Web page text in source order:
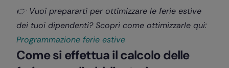
👉 Vuoi prepararti per ottimizzare le ferie estive
dei tuoi dipendenti? Scopri come ottimizzarle qui:
Programmazione ferie estive
Come si effettua il calcolo delle